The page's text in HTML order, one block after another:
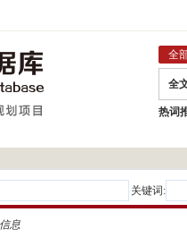
全
全
热词
关键词:
息